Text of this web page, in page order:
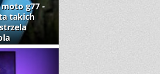
g77 -
takich